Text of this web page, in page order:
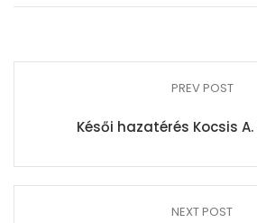
PREV POST
Késői hazatérés Kocsis
NEXT POST